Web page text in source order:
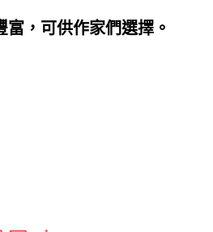
富，可供作家們選擇。